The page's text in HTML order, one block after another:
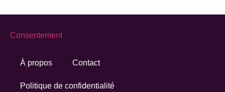
À propos Contact
Politique de confidentialité
Consentement